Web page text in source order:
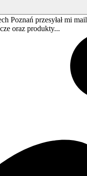
Poznań przesyłał mi
oraz produkty...